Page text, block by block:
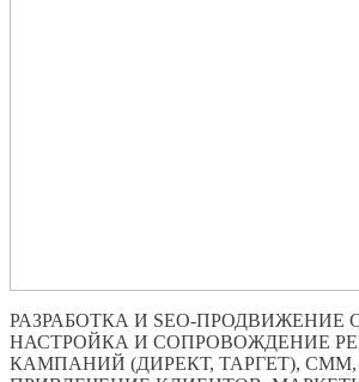
РАЗРАБОТКА И SEO-ПРОДВИЖЕНИЕ
НАСТРОЙКА И СОПРОВОЖДЕНИЕ
КАМПАНИЙ (ДИРЕКТ, ТАРГЕТ),